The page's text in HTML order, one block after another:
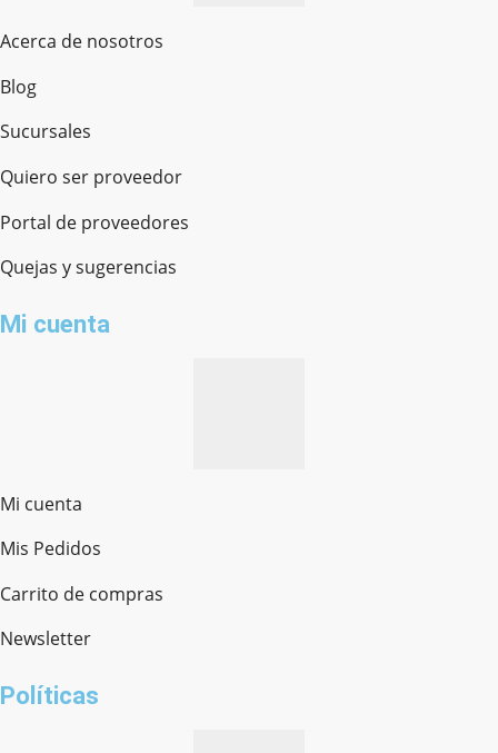
Acerca de nosotros
Blog
Sucursales
Quiero ser proveedor
Portal de proveedores
Quejas y sugerencias
Mi cuenta
Mi cuenta
Mis Pedidos
Carrito de compras
Newsletter
Políticas